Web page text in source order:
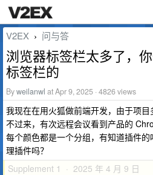
V2EX › 问与答
浏览器标签栏太多了，
标签栏的
Byweilanwl at Apr 9, 2025 · 4826 views
我现在在用火狐做前端开发，由于项
不过来，有次远程会议看到产品的
每个颜色都是一个分组，有知道插件
理插件吗？
Supplement 1 · 2025 年 4 月 9 日